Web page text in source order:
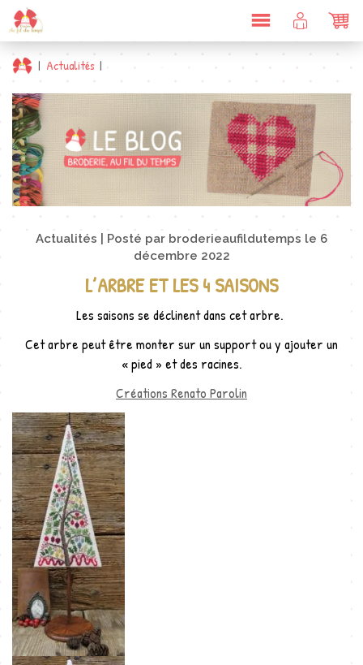
DÉPLIER
LA
NAVIGATION
COMPTE
CLIENT
| Actualités |
Actualités Posté par broderieaufildutemps le 6
décembre 2022
L’ARBRE ET LES 4 SAISONS
Les saisons se déclinent dans cet arbre.
Cet arbre peut être monter sur un support ou y ajouter un
« pied » et des racines.
Créations Renato Parolin